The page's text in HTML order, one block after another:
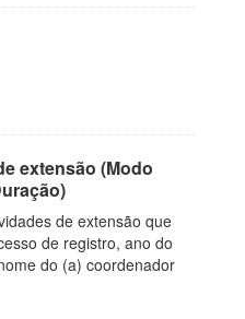
extensão (Modo
de extensão que
de registro, ano do
do (a) coordenador